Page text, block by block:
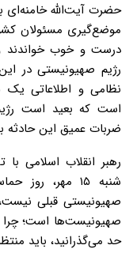
حضرت آیت‌الله خامنه‌ای
موضع‌گیری مسئولان
درست و خوب خواندند
رژیم صهیونیستی در
نظامی و اطلاعاتی یک
است که بعید است
ضربات عمیق این حادثه
رهبر انقلاب اسلامی با
شنبه ۱۵ مهر،
صهیونیستی قبلی
صهیونیست‌ها است؛ چرا
حد می‌گذرانید، باید